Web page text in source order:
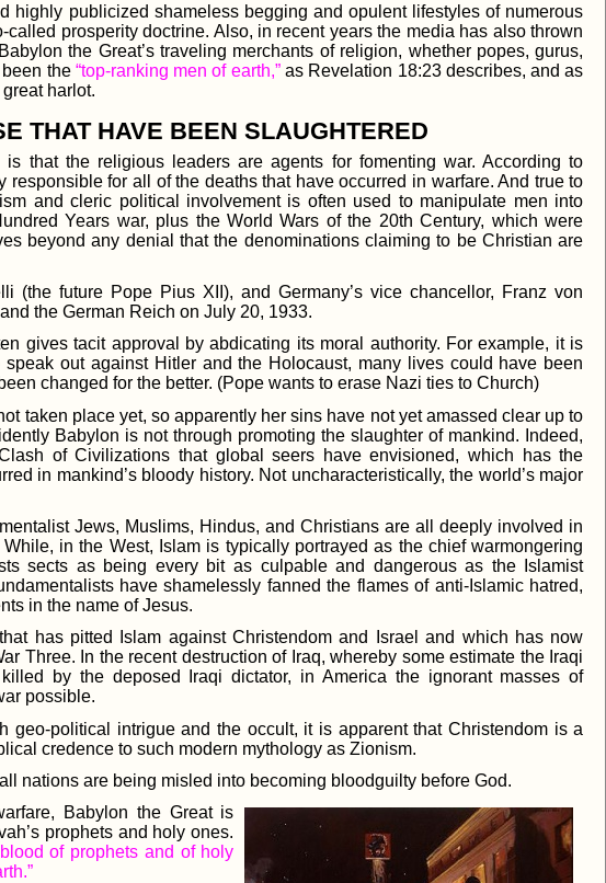
highly publicized shameless begging and opulent lifestyles of numerous
prosperity doctrine. Also, in recent years the media has also thrown
the Great’s traveling merchants of religion, whether popes, gurus,
the “top-ranking men of earth,”as Revelation 18:23 describes, and as
harlot.
THAT HAVE BEEN SLAUGHTERED
that the religious leaders are agents for fomenting war. According to
for all of the deaths that have occurred in warfare. And true to
and cleric political involvement is often used to manipulate men into
Years war, plus the World Wars of the 20th Century, which were
beyond any denial that the denominations claiming to be Christian are
(the future Pope Pius XII), and Germany’s vice chancellor, Franz von
the German Reich on July 20, 1933.
gives tacit approval by abdicating its moral authority. For example, it is
out against Hitler and the Holocaust, many lives could have been
changed for the better. (Pope wants to erase Nazi ties to Church)
taken place yet, so apparently her sins have not yet amassed clear up to
Babylon is not through promoting the slaughter of mankind. Indeed,
of Civilizations that global seers have envisioned, which has the
in mankind’s bloody history. Not uncharacteristically, the world’s major
Jews, Muslims, Hindus, and Christians are all deeply involved in
in the West, Islam is typically portrayed as the chief warmongering
sects as being every bit as culpable and dangerous as the Islamist
have shamelessly fanned the flames of anti-Islamic hatred,
in the name of Jesus.
has pitted Islam against Christendom and Israel and which has now
Three. In the recent destruction of Iraq, whereby some estimate the Iraqi
by the deposed Iraqi dictator, in America the ignorant masses of
possible.
geo-political intrigue and the occult, it is apparent that Christendom is a
credence to such modern mythology as Zionism.
nations are being misled into becoming bloodguilty before God.
Babylon the Great is
prophets and holy ones.
of prophets and of holy